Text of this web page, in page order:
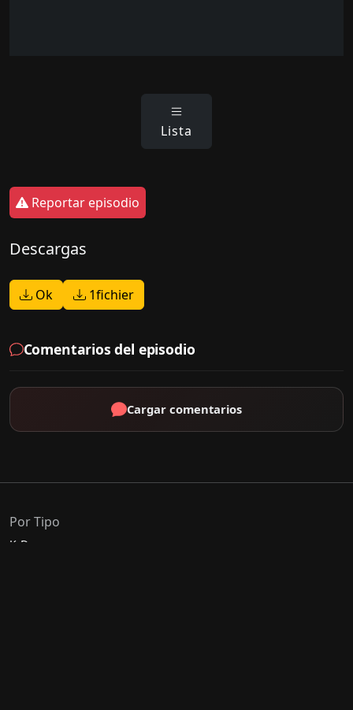
Lista
Reportar episodio
Descargas
Ok 1fichier
Comentarios del episodio
Cargar comentarios
Por Tipo
K-Drama